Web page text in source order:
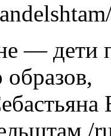
— дети
/